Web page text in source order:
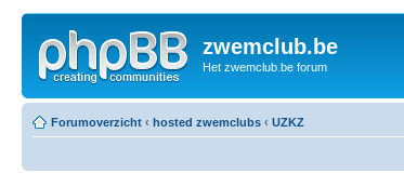
zwemclub.be
Het zwemclub.be forum
Forumoverzicht ‹ hosted zwemclubs ‹ UZKZ